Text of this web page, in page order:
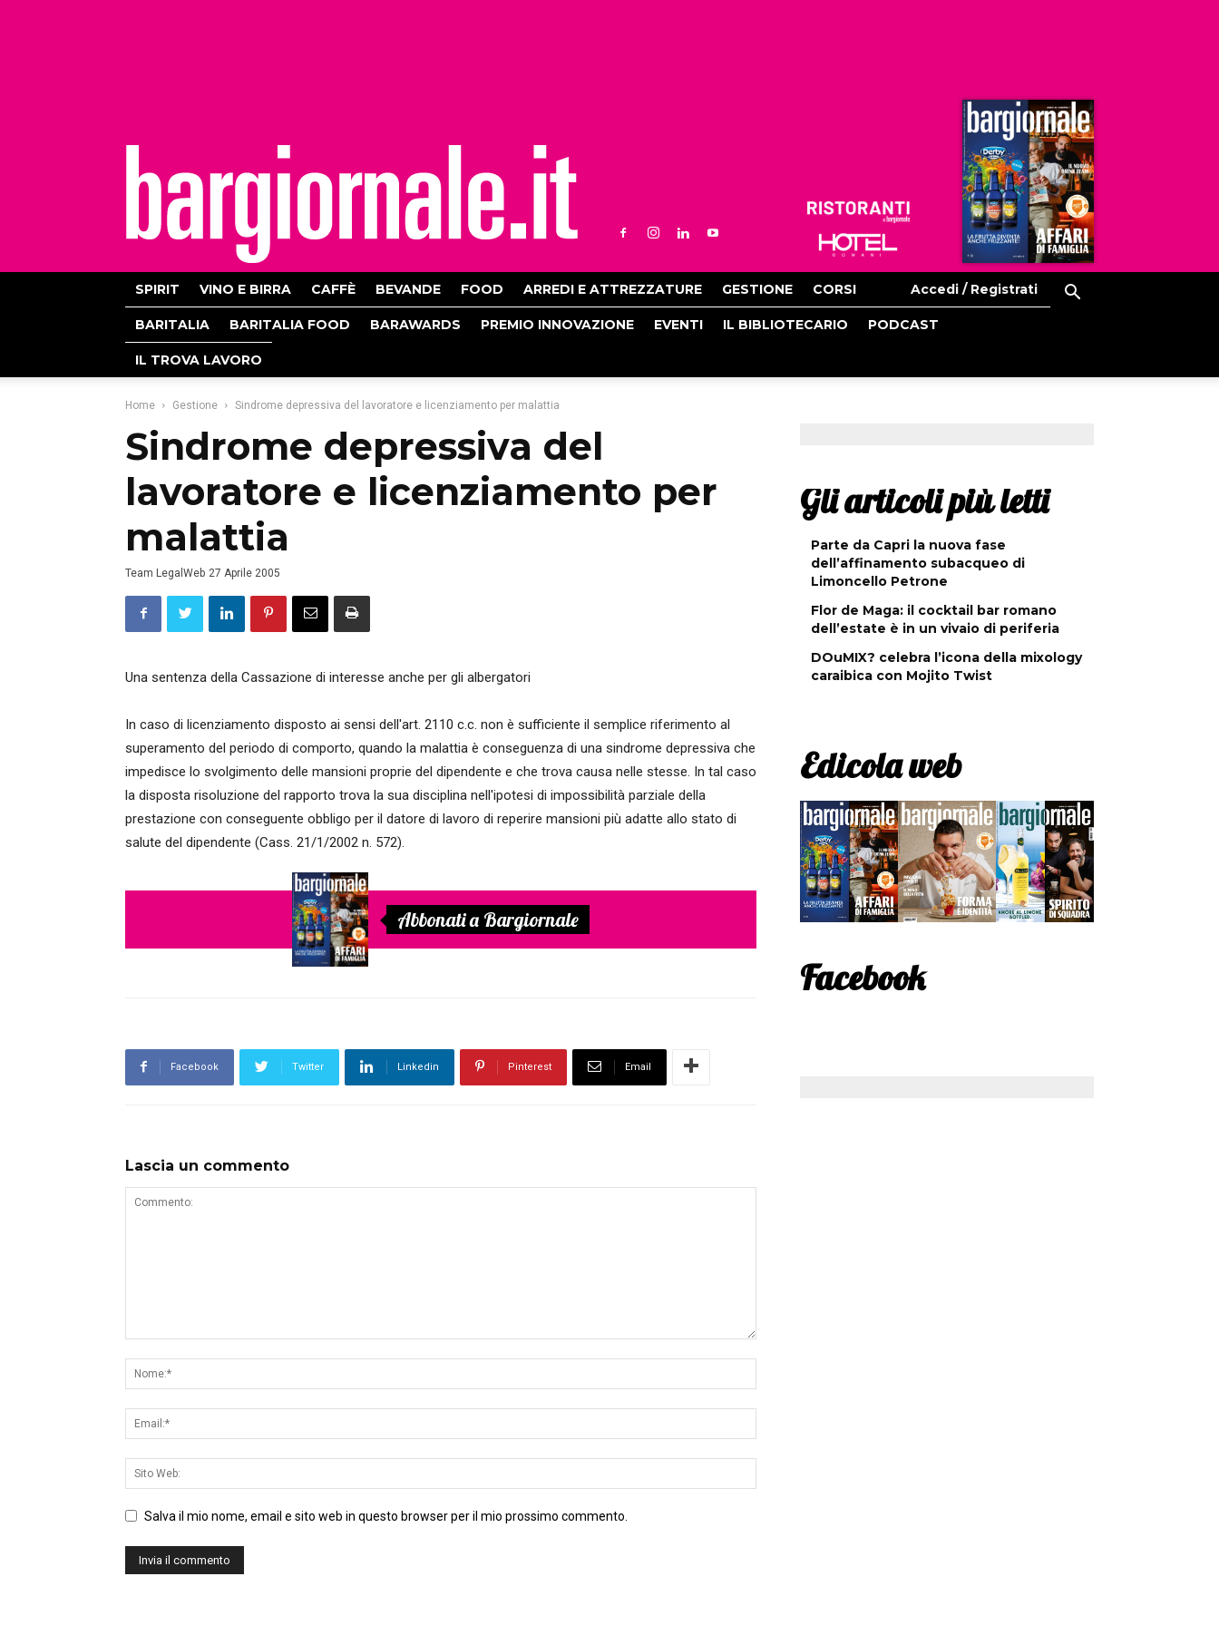
Ristoranti
Hoteldomani
SPIRIT VINO E BIRRA CAFFÈ BEVANDE FOOD ARREDI E ATTREZZATURE GESTIONE CORSI Accedi / Registrati
BARITALIA BARITALIA FOOD BARAWARDS PREMIO INNOVAZIONE EVENTI IL BIBLIOTECARIO PODCAST
IL TROVA LAVORO
Home Gestione Sindrome depressiva del lavoratore e licenziamento per malattia
Sindrome depressiva del
lavoratore e licenziamento per
malattia
Team LegalWeb 27 Aprile 2005
Una sentenza della Cassazione di interesse anche per gli albergatori
In caso di licenziamento disposto ai sensi dell'art. 2110 c.c. non è sufficiente il semplice riferimento al
superamento del periodo di comporto, quando la malattia è conseguenza di una sindrome depressiva che
impedisce lo svolgimento delle mansioni proprie del dipendente e che trova causa nelle stesse. In tal caso
la disposta risoluzione del rapporto trova la sua disciplina nell'ipotesi di impossibilità parziale della
prestazione con conseguente obbligo per il datore di lavoro di reperire mansioni più adatte allo stato di
salute del dipendente (Cass. 21/1/2002 n. 572).
Abbonati a Bargiornale
Facebook Twitter Linkedin Pinterest Email
Lascia un commento
Salva il mio nome, email e sito web in questo browser per il mio prossimo commento.
Gli articoli più letti
Parte da Capri la nuova fase
dell’affinamento subacqueo di
Limoncello Petrone
Flor de Maga: il cocktail bar romano
dell’estate è in un vivaio di periferia
DOuMIX? celebra l’icona della mixology
caraibica con Mojito Twist
Edicola web
Facebook